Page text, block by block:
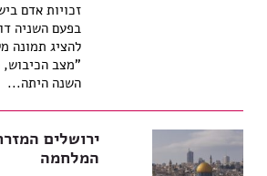
זכויות אדם
בפעם השניה
להציג תמונה
השנה היתה...
ירושלים
המלחמה